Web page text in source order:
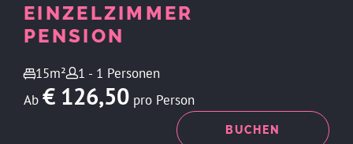
EINZELZIMMER
PENSION
15m²
1 - 1 Personen
Ab € 126,50 pro Person
BUCHEN